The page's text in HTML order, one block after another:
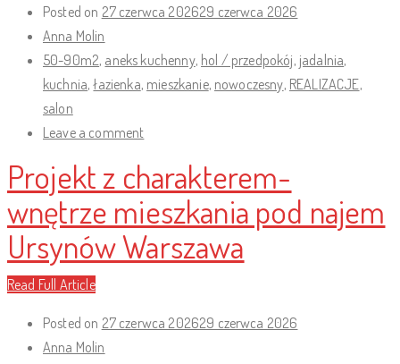
Posted on 27 czerwca 202629 czerwca 2026
Anna Molin
50-90m2, aneks kuchenny, hol / przedpokój, jadalnia,
kuchnia,łazienka, mieszkanie, nowoczesny, REALIZACJE,
salon
Leave a comment
Projekt z charakterem-
wnętrze mieszkania pod najem
Ursynów Warszawa
Read Full Article
Posted on 27 czerwca 202629 czerwca 2026
Anna Molin